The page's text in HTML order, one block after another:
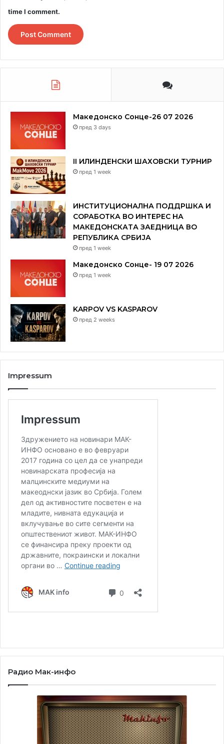
time I comment.
Македонско Сонце-26 07 2026
пред 3 days
II ИЛИНДЕНСКИ ШАХОВСКИ ТУРНИР
пред 1 week
ИНСТИТУЦИОНАЛНА ПОДДРШКА И
СОРАБОТКА ВО ИНТЕРЕС НА
МАКЕДОНСКАТА ЗАЕДНИЦА ВО
РЕПУБЛИКА СРБИЈА
пред 1 week
Македонско Сонце- 19 07 2026
пред 1 week
KARPOV VS KASPAROV
пред 2 weeks
Impressum
Радио Мак-инфо